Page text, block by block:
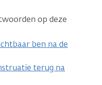
op deze
ben na de
terug na